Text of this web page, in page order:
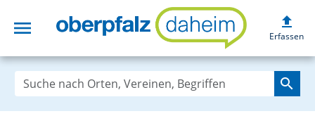
menu Kalligrafie-
upload
Erfassen
search